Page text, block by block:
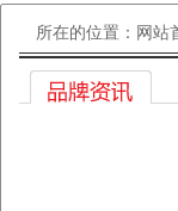
所在的位置： 网站